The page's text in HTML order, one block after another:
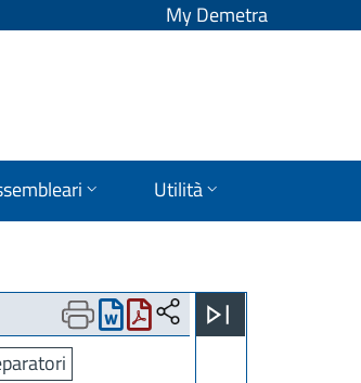
My Demetra
Utilità